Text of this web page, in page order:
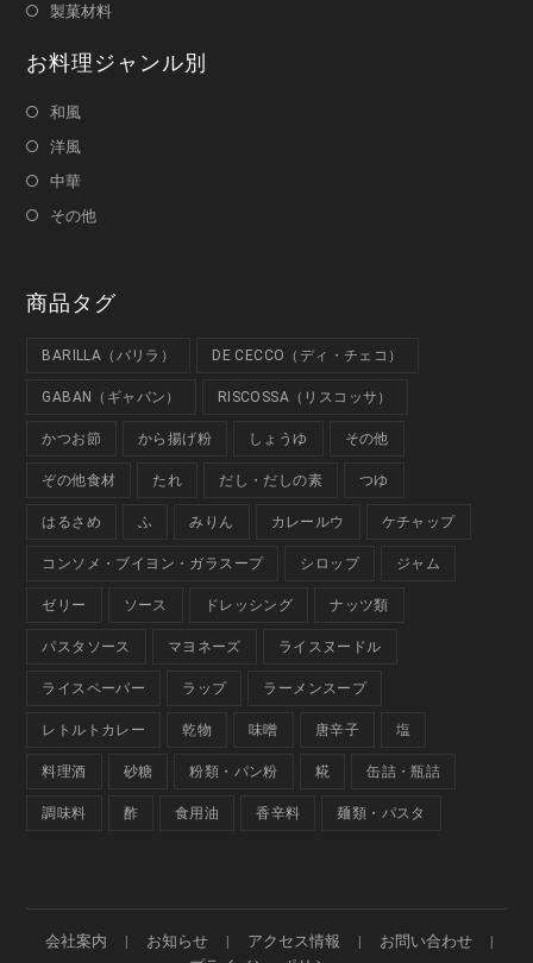
製菓材料
お料理ジャンル別
和風
洋風
中華
その他
商品タグ
BARILLA（バリラ） DE CECCO（ディ・チェコ）
GABAN（ギャバン） RISCOSSA（リスコッサ）
かつお節 から揚げ粉 しょうゆ その他
ぞの他食材 たれ だし・だしの素 つゆ
はるさめ ふ みりん カレールウ ケチャップ
コンソメ・ブイヨン・ガラスープ シロップ ジャム
ゼリー ソース ドレッシング ナッツ類
パスタソース マヨネーズ ライスヌードル
ライスペーパー ラップ ラーメンスープ
レトルトカレー 乾物 味噌 唐辛子 塩
料理酒 砂糖 粉類・パン粉 糀 缶詰・瓶詰
調味料 酢 食用油 香辛料 麺類・パスタ
会社案内 お知らせ アクセス情報
お問い合わせ